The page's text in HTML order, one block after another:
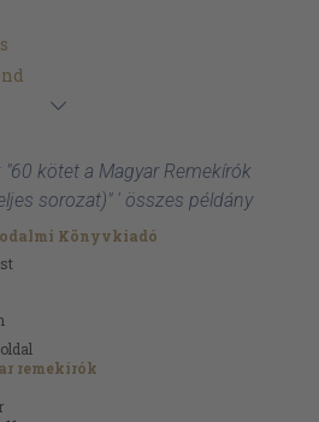
kötet a Magyar Remekírók
sorozat)" ' összes példány
Könyvkiadó
oldal
remekírók